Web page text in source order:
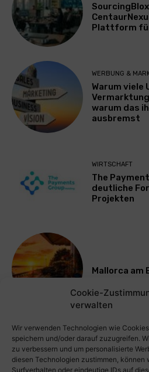
Cookie-
verwalten
Wir verwenden Technologien wie
speichern und/oder darauf zuzugreifen.
zu verbessern und um personalisierte
diesen Technologien zustimmen, können
Surfverhalten oder eindeutige IDs auf
Plattform
WERBUNG &
Warum viele
warum das
ausbremst
WIRTSCHAFT
The
deutliche
Projekten
Mallorca am
Mehr laden